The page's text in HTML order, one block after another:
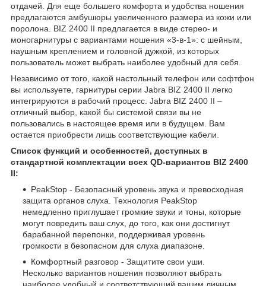
отдачей. Для еще большего комфорта и удобства ношения
предлагаются амбушюры увеличенного размера из кожи или
поролона. BIZ 2400 II предлагается в виде стерео- и
моногарнитуры с вариантами ношения «3-в-1»: с шейным,
наушным креплением и головной дужкой, из которых
пользователь может выбрать наиболее удобный для себя.
Независимо от того, какой настольный телефон или софтфон
вы используете, гарнитуры серии Jabra BIZ 2400 II легко
интегрируются в рабочий процесс. Jabra BIZ 2400 II –
отличный выбор, какой бы системой связи вы не
пользовались в настоящее время или в будущем. Вам
остается приобрести лишь соответствующие кабели.
Список функций и особенностей, доступных в
стандартной комплектации всех QD-вариантов BIZ 2400
II:
PeakStop - Безопасный уровень звука и превосходная
защита органов слуха. Технология PeakStop
немедленно приглушает громкие звуки и тоны, которые
могут повредить ваш слух, до того, как они достигнут
барабанной перепонки, поддерживая уровень
громкости в безопасном для слуха диапазоне.
Комфортный разговор - Защитите свои уши.
Несколько вариантов ношения позволяют выбрать
наиболее удобный и соответствующий вашим личным